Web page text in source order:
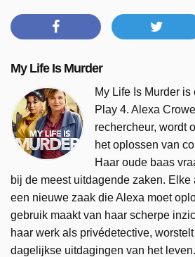
My Life Is Murder
My Life Is Murder
Play 4. Alexa
rechercheur, wordt
het oplossen van
Haar oude baas
bij de meest uitdagende zaken.
een nieuwe zaak die Alexa moet
gebruik maakt van haar scherpe
haar werk als privédetective,
dagelijkse uitdagingen van het